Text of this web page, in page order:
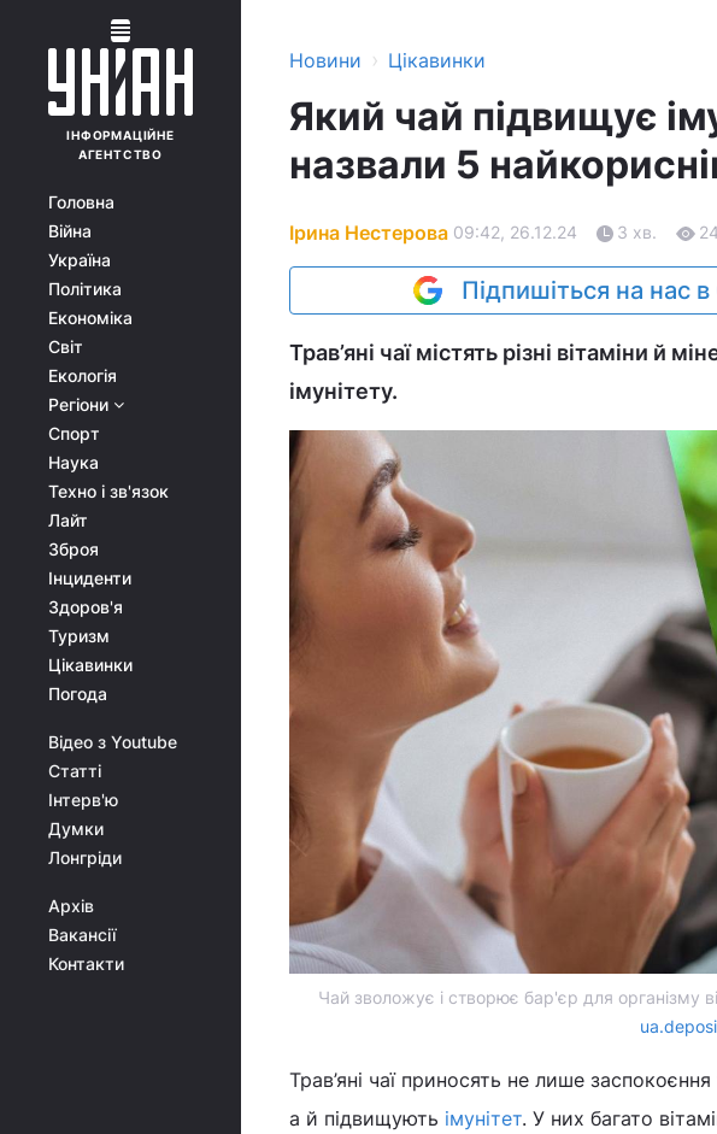
ІНФОРМАЦІЙНЕ
АГЕНТСТВО
Головна
Війна
Україна
Політика
Економіка
Світ
Екологія
Регіони
Спорт
Наука
Техно і зв'язок
Лайт
Зброя
Інциденти
Здоров'я
Туризм
Цікавинки
Погода
Відео з Youtube
Статті
Інтерв'ю
Думки
Лонгріди
Архів
Вакансії
Контакти
Новини › Цікавинки
Який чай підвищує
назвали 5
Ірина Нестерова 09:42, 26.12.24 3 хв.
Підпишіться на нас
Трав’яні чаї містять різні вітаміни й
імунітету.
Чай зволожує і створює бар'єр для організму
Трав’яні чаї приносять не лише
а й підвищують імунітет. У них багато